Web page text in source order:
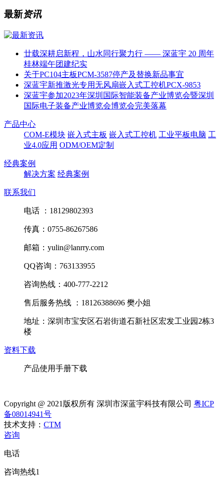
最新资讯
廿载深耕启新程，山水同行聚力行 —— 深蓝宇 20 周年
桂林端午团建纪实
关于PC104主板PCM-3587停产及替换新品事宜
深蓝宇新推激光专用无风扇嵌入式工控机PCX-9853
深蓝宇参加2023年深圳国际智能装备产业博览会暨深圳
国际电子装备产业博览会博览会完美落幕
产品中心
COM-E模块 嵌入式主板 嵌入式工控机 工业平板电脑 工
业4.0应用 ODM/OEM定制
经典案例
解决方案 经典案例
联系我们
电话 ：18129802393
传真：0755-86267586
邮箱：yulin@lanrry.com
QQ咨询：763133955
咨询热线：400-777-2212
售后服务热线 ：18126388696 樊小姐
地址：深圳市宝安区石岩街道石新社区宏发工业园2栋3
楼
资料下载
产品使用手册下载
Copyright @ 2021版权所有 深圳市深蓝宇科技有限公司 粤ICP
备08014941号
技术支持： CTM
咨询
电话
咨询热线1